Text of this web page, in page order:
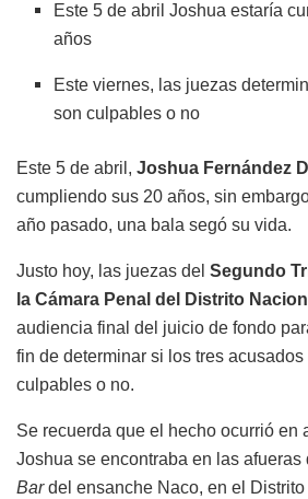
Este 5 de abril Joshua estaría
años
Este viernes, las juezas
son culpables o no
Este 5 de abril, Joshua Fernández
cumpliendo sus 20 años, sin
año pasado, una bala segó su vida.
Justo hoy, las juezas del Segundo
la Cámara Penal del Distrito
audiencia final del juicio de fondo
fin de determinar si los tres
culpables o no.
Se recuerda que el hecho ocurrió en
Joshua se encontraba en las afueras
Bardel ensanche Naco, en el